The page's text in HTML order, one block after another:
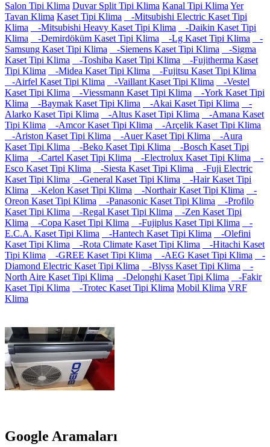
Salon Tipi Klima Duvar Split Tipi Klima Kanal Tipi Klima Yer
Tavan Klima Kaset Tipi Klima
-Mitsubishi Electric Kaset Tipi
Klima
-Mitsubishi Heavy Kaset Tipi Klima
-Daikin Kaset Tipi
Klima
-Demirdöküm Kaset Tipi Klima -Lg Kaset Tipi Klima
-
Samsung Kaset Tipi Klima
-Siemens Kaset Tipi Klima
-Sigma
Kaset Tipi Klima
-Toshiba Kaset Tipi Klima
-Fujitherma Kaset
Tipi Klima
-Midea Kaset Tipi Klima
-Fujitsu Kaset Tipi Klima
-Airfel Kaset Tipi Klima
-Vaillant Kaset Tipi Klima
-Vestel
Kaset Tipi Klima
-Viessmann Kaset Tipi Klima
-York Kaset Tipi
Klima
-Baymak Kaset Tipi Klima -Akai Kaset Tipi Klima
-
Alarko Kaset Tipi Klima
-Altus Kaset Tipi Klima
-Amana Kaset
Tipi Klima
-Amcor Kaset Tipi Klima
-Arçelik Kaset Tipi Klima
-Ariston Kaset Tipi Klima
-Auer Kaset Tipi Klima
-Aura
Kaset Tipi Klima
-Beko Kaset Tipi Klima
-Bosch Kaset Tipi
Klima
-Cartel Kaset Tipi Klima -Electrolux Kaset Tipi Klima
-
Esco Kaset Tipi Klima
-Siesta Kaset Tipi Klima
-Fuji Electric
Kaset Tipi Klima
-General Kaset Tipi Klima
-Hair Kaset Tipi
Klima
-Kelon Kaset Tipi Klima -Northair Kaset Tipi Klima
-
Oreon Kaset Tipi Klima
-Panasonic Kaset Tipi Klima
-Profilo
Kaset Tipi Klima
-Regal Kaset Tipi Klima
-Zen Kaset Tipi
Klima
-Copa Kaset Tipi Klima -Fujiplus Kaset Tipi Klima
-
E.C.A. Kaset Tipi Klima
-Hantech Kaset Tipi Klima
-Olefini
Kaset Tipi Klima
-Rota Climate Kaset Tipi Klima
-Hitachi Kaset
Tipi Klima
-GREE Kaset Tipi Klima -AEG Kaset Tipi Klima
-
Diamond Electric Kaset Tipi Klima
-Blyss Kaset Tipi Klima
-
North Aire Kaset Tipi Klima
-Delonghi Kaset Tipi Klima
-Fakir
Kaset Tipi Klima
-Trotec Kaset Tipi Klima Mobil Klima VRF
Klima
Google Aramaları